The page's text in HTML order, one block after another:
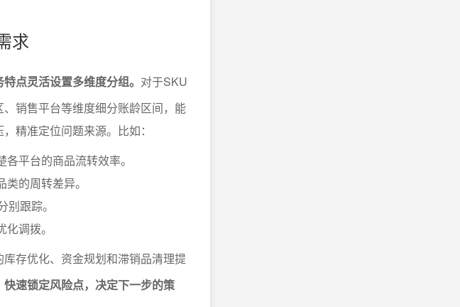
求
点灵活设置多维度分组。 对于SKU
销售平台等维度细分账龄区间，能
精准定位问题来源。比如：
平台的商品流转效率。
的周转差异。
跟踪。
调拨。
存优化、资金规划和滞销品清理提
速锁定风险点，决定下一步的策